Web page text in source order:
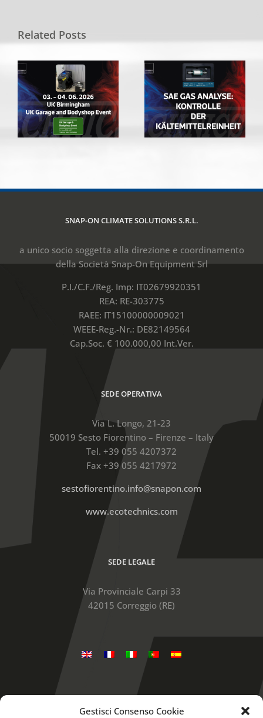
Gestisci Consenso Cookie
Related Posts
SNAP-ON CLIMATE SOLUTIONS S.R.L.
a unico socio soggetta alla direzione e coordinamento
della Società Snap-On Equipment Srl
P.I./C.F./Reg. Imp: IT02679920351
REA: RE-303775
RAEE: IT15100000009021
WEEE-Reg.-Nr.: DE82149564
Cap.Soc. € 100.000,00 Int.Ver.
SEDE OPERATIVA
Via L. Longo, 21-23
50019 Sesto Fiorentino – Firenze – Italy
Tel. +39 055 4207372
Fax +39 055 4217972
sestofiorentino.info@snapon.com
www.ecotechnics.com
SEDE LEGALE
Via Provinciale Carpi 33
42015 Correggio (RE)
Snap-on is a trademark, registered in the United